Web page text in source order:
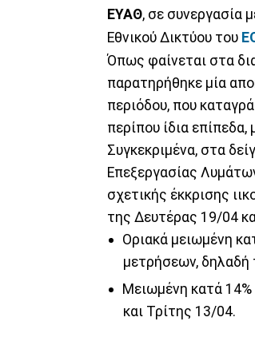
ΕΥΑΘ, σε συνεργασία
Εθνικού Δικτύου του
Όπως φαίνεται στα
παρατηρήθηκε μία
περιόδου, που
περίπου ίδια επίπεδα,
Συγκεκριμένα, στα
Επεξεργασίας
σχετικής έκκρισης
της Δευτέρας 19/04
Οριακά μειωμένη
μετρήσεων, δηλαδή
Μειωμένη κατά
και Τρίτης 13/04.